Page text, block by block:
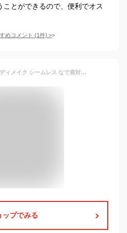
ことができるので、便利でオス
めコメント (1件) >
肩パッド 男装 なで肩 ボディメイク シームレス なで肩対策 粘着式 シリコン 肩パット つけるだけ
ップでみる